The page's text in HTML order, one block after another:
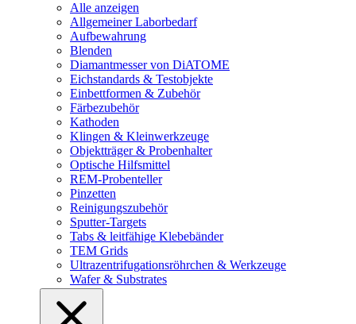
Alle anzeigen
Allgemeiner Laborbedarf
Aufbewahrung
Blenden
Diamantmesser von DiATOME
Eichstandards & Testobjekte
Einbettformen & Zubehör
Färbezubehör
Kathoden
Klingen & Kleinwerkzeuge
Objektträger & Probenhalter
Optische Hilfsmittel
REM-Probenteller
Pinzetten
Reinigungszubehör
Sputter-Targets
Tabs & leitfähige Klebebänder
TEM Grids
Ultrazentrifugationsröhrchen & Werkzeuge
Wafer & Substrates